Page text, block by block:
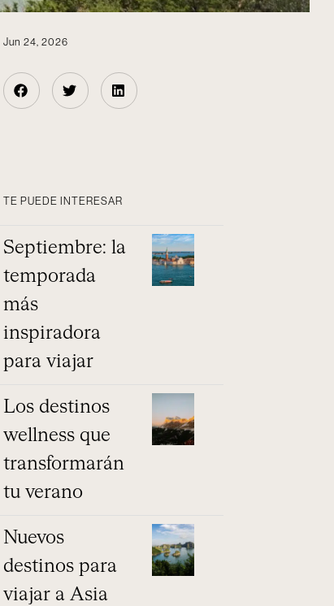
Jun 24, 2026
TE PUEDE INTERESAR
Septiembre: la
temporada
más
inspiradora
para viajar
Los destinos
wellness que
transformarán
tu verano
Nuevos
destinos para
viajar a Asia